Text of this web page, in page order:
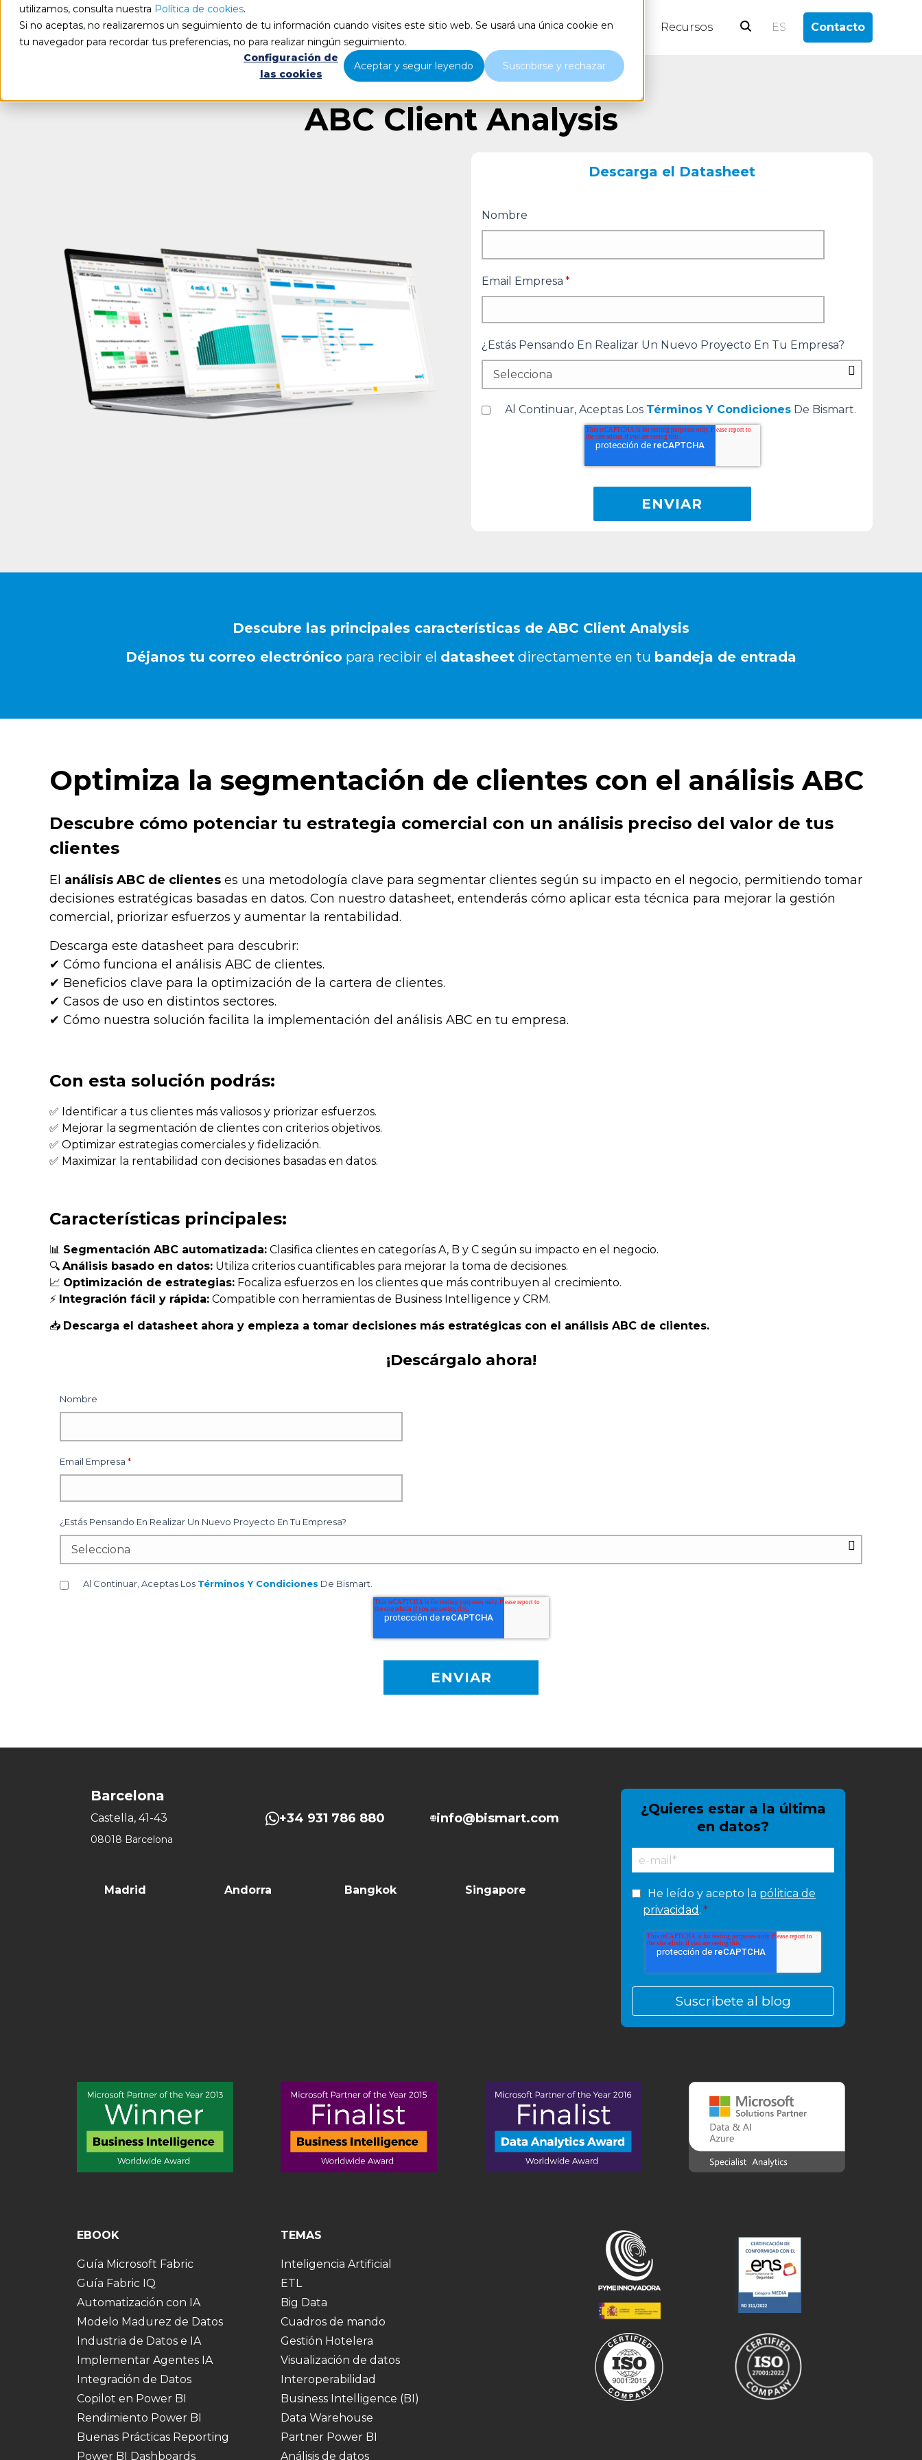
utilizamos, consulta nuestra Política de cookies.
Si no aceptas, no realizaremos un seguimiento de tu información cuando visites este sitio web. Se usará una única cookie en
tu navegador para recordar tus preferencias, no para realizar ningún seguimiento.
Configuración de
las cookies
Aceptar y seguir leyendo Suscribirse y rechazar
Qué hacemos Nosotros Blog Recursos ES Contacto
ABC Client Analysis
Descarga el Datasheet
Nombre
Email Empresa *
¿Estás Pensando En Realizar Un Nuevo Proyecto En Tu Empresa?
Al Continuar, Aceptas Los Términos Y Condiciones De Bismart.
Descubre las principales características de ABC Client Analysis
Déjanos tu correo electrónico para recibir el datasheet directamente en tu bandeja de entrada
Optimiza la segmentación de clientes con el análisis ABC
Descubre cómo potenciar tu estrategia comercial con un análisis preciso del valor de tus
clientes
El análisis ABC de clientes es una metodología clave para segmentar clientes según su impacto en el negocio, permitiendo tomar
decisiones estratégicas basadas en datos. Con nuestro datasheet, entenderás cómo aplicar esta técnica para mejorar la gestión
comercial, priorizar esfuerzos y aumentar la rentabilidad.
Descarga este datasheet para descubrir:
✔ Cómo funciona el análisis ABC de clientes.
✔ Beneficios clave para la optimización de la cartera de clientes.
✔ Casos de uso en distintos sectores.
✔ Cómo nuestra solución facilita la implementación del análisis ABC en tu empresa.
Con esta solución podrás:
✅ Identificar a tus clientes más valiosos y priorizar esfuerzos.
✅ Mejorar la segmentación de clientes con criterios objetivos.
✅ Optimizar estrategias comerciales y fidelización.
✅ Maximizar la rentabilidad con decisiones basadas en datos.
Características principales:
📊 Segmentación ABC automatizada: Clasifica clientes en categorías A, B y C según su impacto en el negocio.
🔍 Análisis basado en datos: Utiliza criterios cuantificables para mejorar la toma de decisiones.
📈 Optimización de estrategias: Focaliza esfuerzos en los clientes que más contribuyen al crecimiento.
⚡ Integración fácil y rápida: Compatible con herramientas de Business Intelligence y CRM.
📥 Descarga el datasheet ahora y empieza a tomar decisiones más estratégicas con el análisis ABC de clientes.
¡Descárgalo ahora!
Nombre
Email Empresa *
¿Estás Pensando En Realizar Un Nuevo Proyecto En Tu Empresa?
Al Continuar, Aceptas Los Términos Y Condiciones De Bismart.
Barcelona
Castella, 41-43
08018 Barcelona
+34 931 786 880 info@bismart.com
Madrid Andorra Bangkok Singapore
¿Quieres estar a la última
en datos?
He leído y acepto la pólitica de
privacidad . *
EBOOK
Guía Microsoft Fabric
Guía Fabric IQ
Automatización con IA
Modelo Madurez de Datos
Industria de Datos e IA
Implementar Agentes IA
Integración de Datos
Copilot en Power BI
Rendimiento Power BI
Buenas Prácticas Reporting
Power BI Dashboards
TEMAS
Inteligencia Artificial
ETL
Big Data
Cuadros de mando
Gestión Hotelera
Visualización de datos
Interoperabilidad
Business Intelligence (BI)
Data Warehouse
Partner Power BI
Análisis de datos